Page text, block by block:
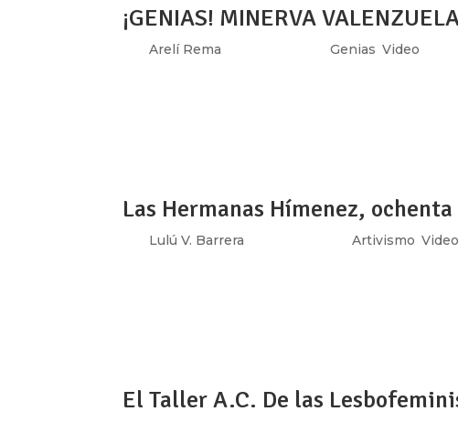
¡GENIAS! MINERVA
porArelí Rema |Genias ,Video
Las Hermanas Hímenez,
Lulú V. Barrera |Artivismo ,Video
El Taller A.C. De las